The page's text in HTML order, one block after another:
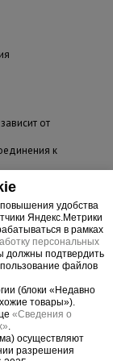
от
к
удобства
Яндекс.Метрики
в рамках
персональных
должны подтвердить
файлов
(блоки «Недавно
товары»).
«Сведения о
.
осуществляют
разрешения